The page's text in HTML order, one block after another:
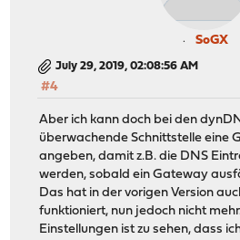
SoGX
July 29, 2019, 02:08:56 AM
#4
Aber ich kann doch bei den
überwachende Schnittstelle eine
angeben, damit z.B. die DNS
werden, sobald ein Gateway
Das hat in der vorigen Version
funktioniert, nun jedoch nicht
Einstellungen ist zu sehen, dass